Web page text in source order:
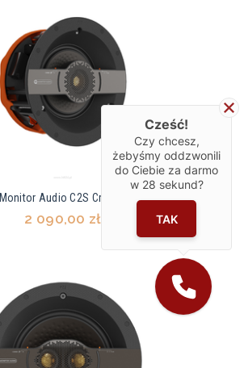
Monitor Audio C2S Creator
2 090,00 zł
Cześć!
Czy chcesz,
żebyśmy oddzwonili
do Ciebie za darmo
w 28 sekund?
TAK